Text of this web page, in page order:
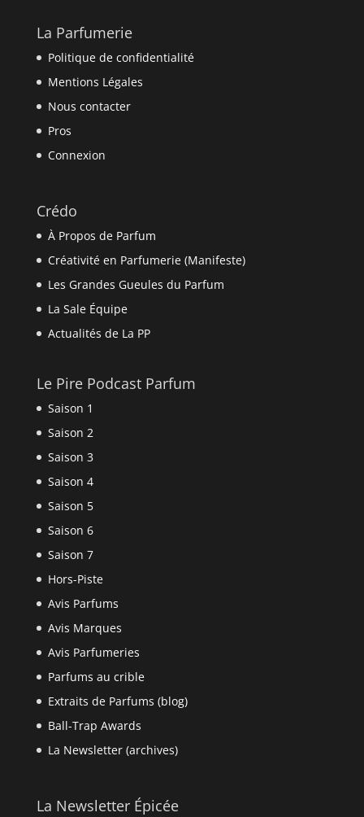
La Parfumerie
Politique de confidentialité
Mentions Légales
Nous contacter
Pros
Connexion
Crédo
À Propos de Parfum
Créativité en Parfumerie (Manifeste)
Les Grandes Gueules du Parfum
La Sale Équipe
Actualités de La PP
Le Pire Podcast Parfum
Saison 1
Saison 2
Saison 3
Saison 4
Saison 5
Saison 6
Saison 7
Hors-Piste
Avis Parfums
Avis Marques
Avis Parfumeries
Parfums au crible
Extraits de Parfums (blog)
Ball-Trap Awards
La Newsletter (archives)
La Newsletter Épicée